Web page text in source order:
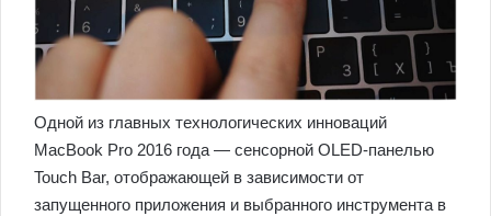
Одной из главных технологических инноваций
MacBook Pro 2016 года — сенсорной OLED-панелью
Touch Bar, отображающей в зависимости от
запущенного приложения и выбранного инструмента в